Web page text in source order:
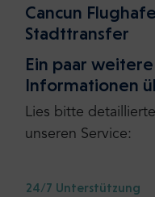
Cancun
Stadttransfer
Ein paar
Informationen
Lies bitte
unseren Service:
24/7 Unterstützung